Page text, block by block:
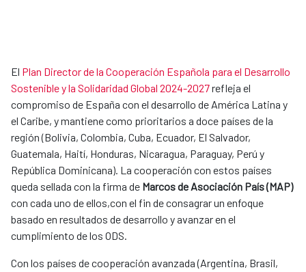
El Plan Director de la Cooperación Española para el Desarrollo
Sostenible y la Solidaridad Global 2024-2027refleja el
compromiso de España con el desarrollo de América Latina y
el Caribe, y mantiene como prioritarios a doce países de la
región (Bolivia, Colombia, Cuba, Ecuador, El Salvador,
Guatemala, Haití, Honduras, Nicaragua, Paraguay, Perú y
República Dominicana). La cooperación con estos países
queda sellada con la firma de Marcos de Asociació​n País (MAP)​
con cada uno de ellos,con el fin de consagrar un enfoque
basado en resultados de desarrollo y avanzar en el
cumplimiento de los ODS.
Con los países de cooperación avanzada (Argentina, Brasil,